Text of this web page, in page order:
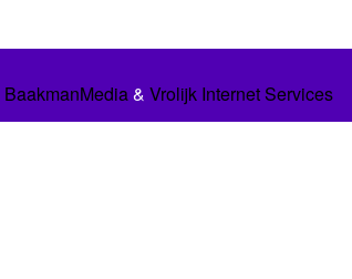
BaakmanMedia& Vrolijk Internet Services